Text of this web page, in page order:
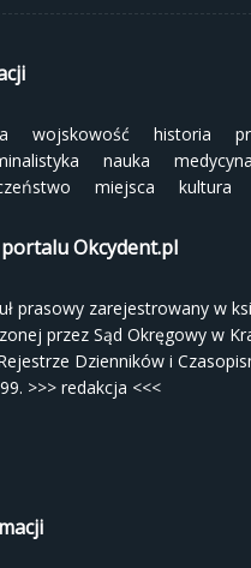
wojskowość historia
nauka
medycyna
miejsca kultura
Okcydent.pl
prasowy zarejestrowany w
przez Sąd Okręgowy w
Dzienników i
>>> redakcja <<<